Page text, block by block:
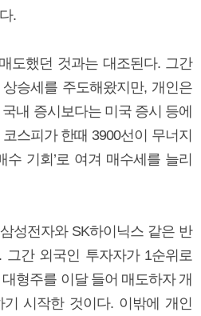
.
도했던 것과는 대조된다. 그간
승세를 주도해왔지만, 개인은
국내 증시보다는 미국 증시 등에
스피가 한때 3900선이 무너지
수 기회’로 여겨 매수세를 늘리
성전자와 SK하이닉스 같은 반
그간 외국인 투자자가 1순위로
대형주를 이달 들어 매도하자 개
시작한 것이다. 이밖에 개인